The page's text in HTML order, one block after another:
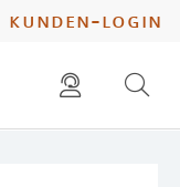
kunden-login